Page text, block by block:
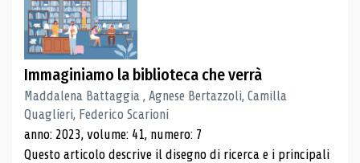
Immaginiamo la biblioteca che verrà
Maddalena Battaggia , Agnese Bertazzoli, Camilla
Quaglieri, Federico Scarioni
anno: 2023, volume: 41, numero: 7
Questo articolo descrive il disegno di ricerca e i principali